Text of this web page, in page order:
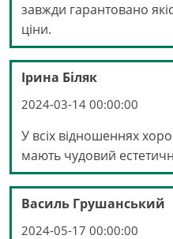
завжди гарантовано
ціни.
Ірина Біляк
2024-03-14 00:00:00
У всіх відношеннях
мають чудовий
Василь Грушанський
2024-05-17 00:00:00